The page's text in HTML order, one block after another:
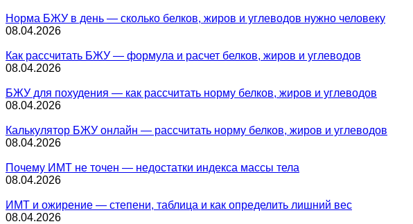
Норма БЖУ в день — сколько белков, жиров и углеводов нужно человеку
08.04.2026
Как рассчитать БЖУ — формула и расчет белков, жиров и углеводов
08.04.2026
БЖУ для похудения — как рассчитать норму белков, жиров и углеводов
08.04.2026
Калькулятор БЖУ онлайн — рассчитать норму белков, жиров и углеводов
08.04.2026
Почему ИМТ не точен — недостатки индекса массы тела
08.04.2026
ИМТ и ожирение — степени, таблица и как определить лишний вес
08.04.2026